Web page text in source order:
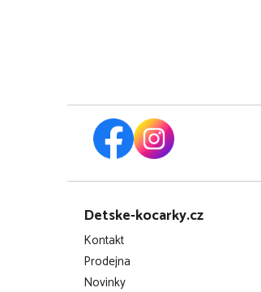
Detske-kocarky.cz
Kontakt
Prodejna
Novinky